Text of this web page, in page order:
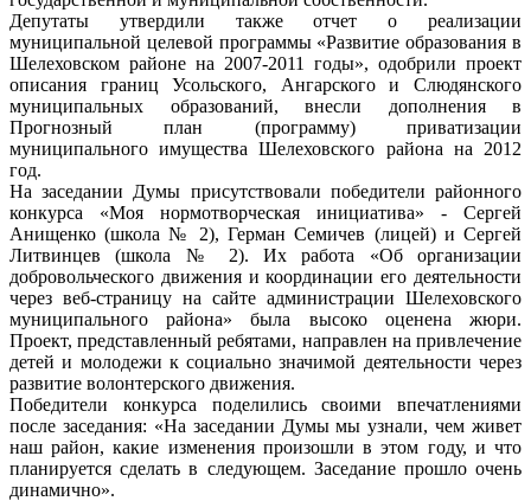
Депутаты утвердили также отчет о реализации
муниципальной целевой программы «Развитие образования в
Шелеховском районе на 2007-2011 годы», одобрили проект
описания границ Усольского, Ангарского и Слюдянского
муниципальных образований, внесли дополнения в
Прогнозный план (программу) приватизации
муниципального имущества Шелеховского района на 2012
год.
На заседании Думы присутствовали победители районного
конкурса «Моя нормотворческая инициатива» - Сергей
Анищенко (школа № 2), Герман Семичев (лицей) и Сергей
Литвинцев (школа № 2). Их работа «Об организации
добровольческого движения и координации его деятельности
через веб-страницу на сайте администрации Шелеховского
муниципального района» была высоко оценена жюри.
Проект, представленный ребятами, направлен на привлечение
детей и молодежи к социально значимой деятельности через
развитие волонтерского движения.
Победители конкурса поделились своими впечатлениями
после заседания: «На заседании Думы мы узнали, чем живет
наш район, какие изменения произошли в этом году, и что
планируется сделать в следующем. Заседание прошло очень
динамично».